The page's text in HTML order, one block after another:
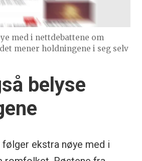
med i nettdebattene om
mener holdningene i seg selv
belyse
ekstra nøye med i